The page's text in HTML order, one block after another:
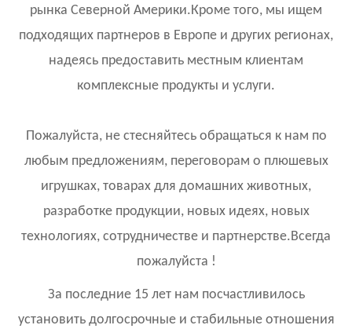
рынка Северной Америки.Кроме того, мы ищем
подходящих партнеров в Европе и других регионах,
надеясь предоставить местным клиентам
комплексные продукты и услуги.
Пожалуйста, не стесняйтесь обращаться к нам по
любым предложениям, переговорам о плюшевых
игрушках, товарах для домашних животных,
разработке продукции, новых идеях, новых
технологиях, сотрудничестве и партнерстве.Всегда
пожалуйста !
За последние 15 лет нам посчастливилось
установить долгосрочные и стабильные отношения